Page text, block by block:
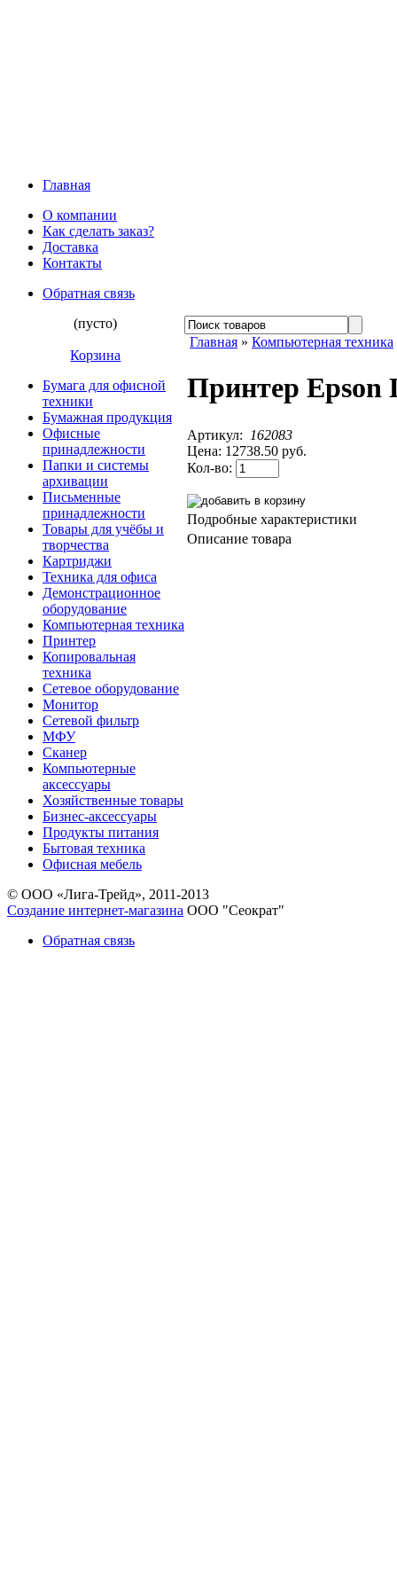
Главная
О компании
Как сделать заказ?
Доставка
Контакты
Обратная связь
(пусто)
Корзина
Бумага для офисной
техники
Бумажная продукция
Офисные
принадлежности
Папки и системы
архивации
Письменные
принадлежности
Товары для учёбы и
творчества
Картриджи
Техника для офиса
Демонстрационное
оборудование
Компьютерная техника
Принтер
Копировальная
техника
Сетевое оборудование
Монитор
Сетевой фильтр
МФУ
Сканер
Компьютерные
аксессуары
Хозяйственные товары
Бизнес-аксессуары
Продукты питания
Бытовая техника
Офисная мебель
Главная » Компьютерная техника
Принтер Epson
Артикул:
162083
Цена: 12738.50 руб.
Кол-во:
Подробные характеристики
Описание товара
© ООО «Лига-Трейд», 2011-2013
Создание интернет-магазина ООО "Сеократ"
Обратная связь